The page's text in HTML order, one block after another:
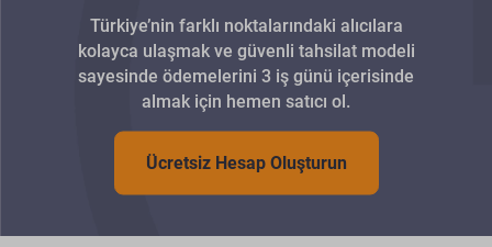
Türkiye’nin farklı noktalarındaki alıcılara
kolayca ulaşmak ve güvenli tahsilat modeli
sayesinde ödemelerini 3 iş günü içerisinde
almak için hemen satıcı ol.
Ücretsiz Hesap Oluşturun